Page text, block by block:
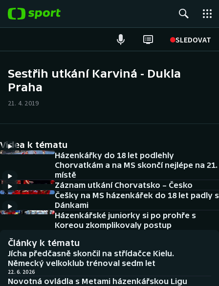
SLEDOVAT
Hokej
Cyklistika
DALŠÍ SPORTY
Americký fotbal
Baseball a softbal
Basketbal
Biatlon
NEPŘEHLÉDNĚTE
Historické návraty
Aplikace ČT sport
Sestřih utkání Karviná - Dukla
Praha
21. 4. 2019
Videa k tématu
Házenkářky do 18 let podlehly
Chorvatkám a na MS skončí nejlépe na 21.
místě
Záznam utkání Chorvatsko – Česko
Češky na MS házenkářek do 18 let padly s
Dánkami
Házenkářské juniorky si po prohře s
Koreou zkomplikovaly postup
Články k tématu
Jícha předčasně skončil na střídačce Kielu.
Německý velkoklub trénoval sedm let
22. 6. 2026
Novotná ovládla s Metami házenkářskou Ligu